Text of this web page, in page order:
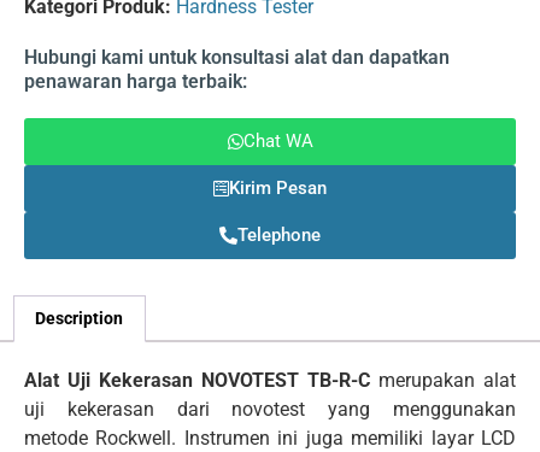
Kategori Produk: Hardness Tester
Hubungi kami untuk konsultasi alat dan dapatkan
penawaran harga terbaik:
Chat WA
Kirim Pesan
Telephone
Description
Alat Uji Kekerasan NOVOTEST TB-R-C merupakan alat
uji kekerasan dari novotest yang menggunakan
metode Rockwell.
Instrumen ini juga memiliki layar LCD